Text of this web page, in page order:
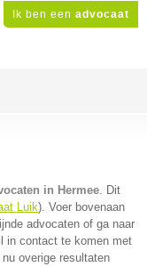
Ik ben een advocaat
in Hermee. Dit
Luik). Voer bovenaan
advocaten of ga naar
in contact te komen met
overige resultaten